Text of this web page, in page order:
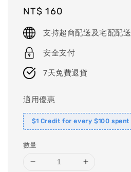
Regular
price
NT$ 160
支持超商配送及宅配配送
安全支付
7天免費退貨
適用優惠
$1 Credit for every $100 spent
數量